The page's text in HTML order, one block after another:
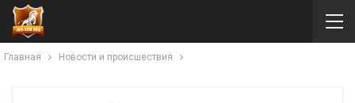
Главная Новости и происшествия